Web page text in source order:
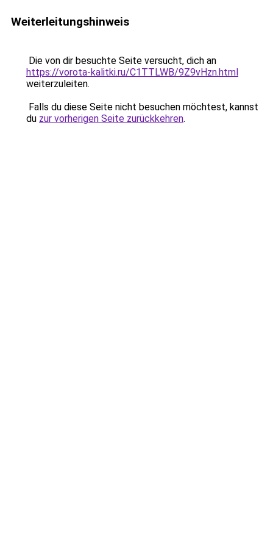
Weiterleitungshinweis
Die von dir besuchte Seite versucht, dich an
https://vorota-kalitki.ru/C1TTLWB/9Z9vHzn.html
weiterzuleiten.
Falls du diese Seite nicht besuchen möchtest, kannst
du zur vorherigen Seite zurückkehren.